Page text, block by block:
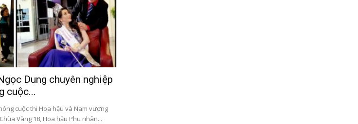
Dung chuyên nghiệp
cuộc...
cuộc thi Hoa hậu và Nam vương
Vàng 18, Hoa hậu Phu nhân...